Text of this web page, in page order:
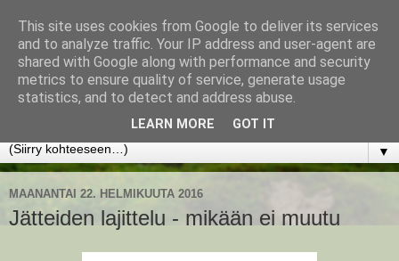
www.jyrkikokko.fi
Uusi Suunta - Jokainen hetki tarjoaa tilaisuuden muuttaa
▼
MAANANTAI 22. HELMIKUUTA 2016
Jätteiden lajittelu - mikään ei muutu
This site uses cookies from Google to deliver its services
and to analyze traffic. Your IP address and user-agent are
shared with Google along with performance and security
metrics to ensure quality of service, generate usage
statistics, and to detect and address abuse.
LEARN MORE GOT IT